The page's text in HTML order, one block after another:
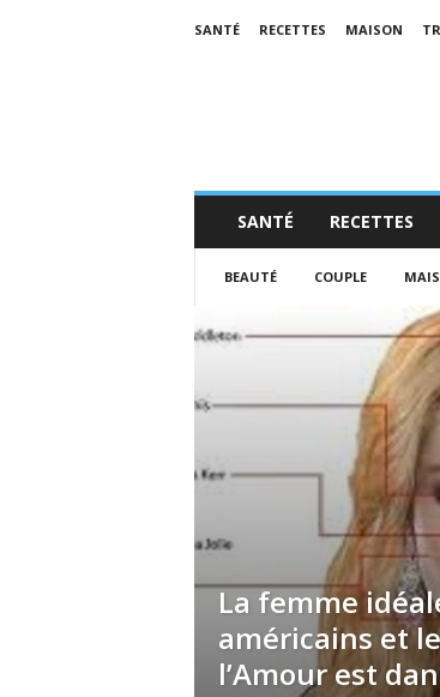
SANTÉ RECETTES MAISON
SANTÉ RECETTES
BEAUTÉ COUPLE
La femme
américains et
l’Amour est